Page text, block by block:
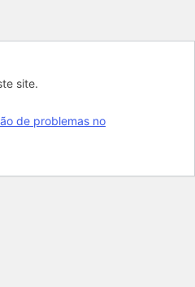
site.
de problemas no